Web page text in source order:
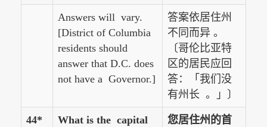
Answers will vary.
[District of Columbia
residents should
answer that D.C. does
not have a Governor.]
答案依居住州
不同而异 。
〔哥伦比亚特
区的居民应回
答：「我们没
有州长 。」〕
44*
What is the capital
您居住州的首